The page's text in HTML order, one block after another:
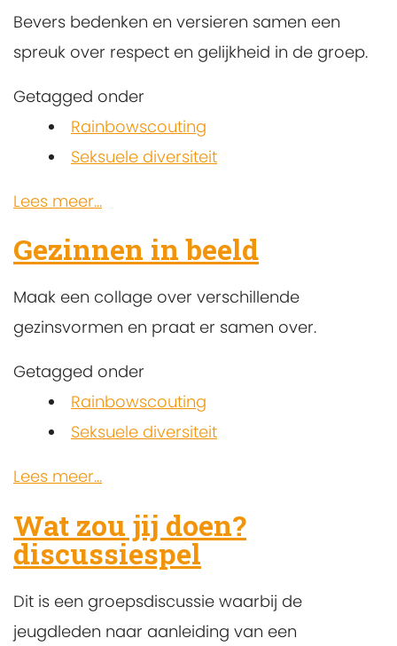
Bevers bedenken en versieren samen een
spreuk over respect en gelijkheid in de groep.
Getagged onder
Rainbowscouting
Seksuele diversiteit
Lees meer...
Gezinnen in beeld
Maak een collage over verschillende
gezinsvormen en praat er samen over.
Getagged onder
Rainbowscouting
Seksuele diversiteit
Lees meer...
Wat zou jij doen?
discussiespel
Dit is een groepsdiscussie waarbij de
jeugdleden naar aanleiding van een